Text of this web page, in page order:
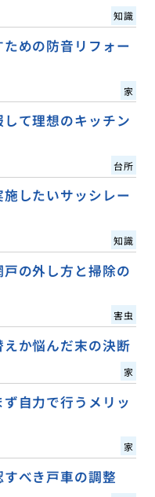
知識
めの防音リフォー
家
て理想のキッチン
台所
したいサッシレー
知識
の外し方と掃除の
害虫
か悩んだ末の決断
家
自力で行うメリッ
家
べき戸車の調整